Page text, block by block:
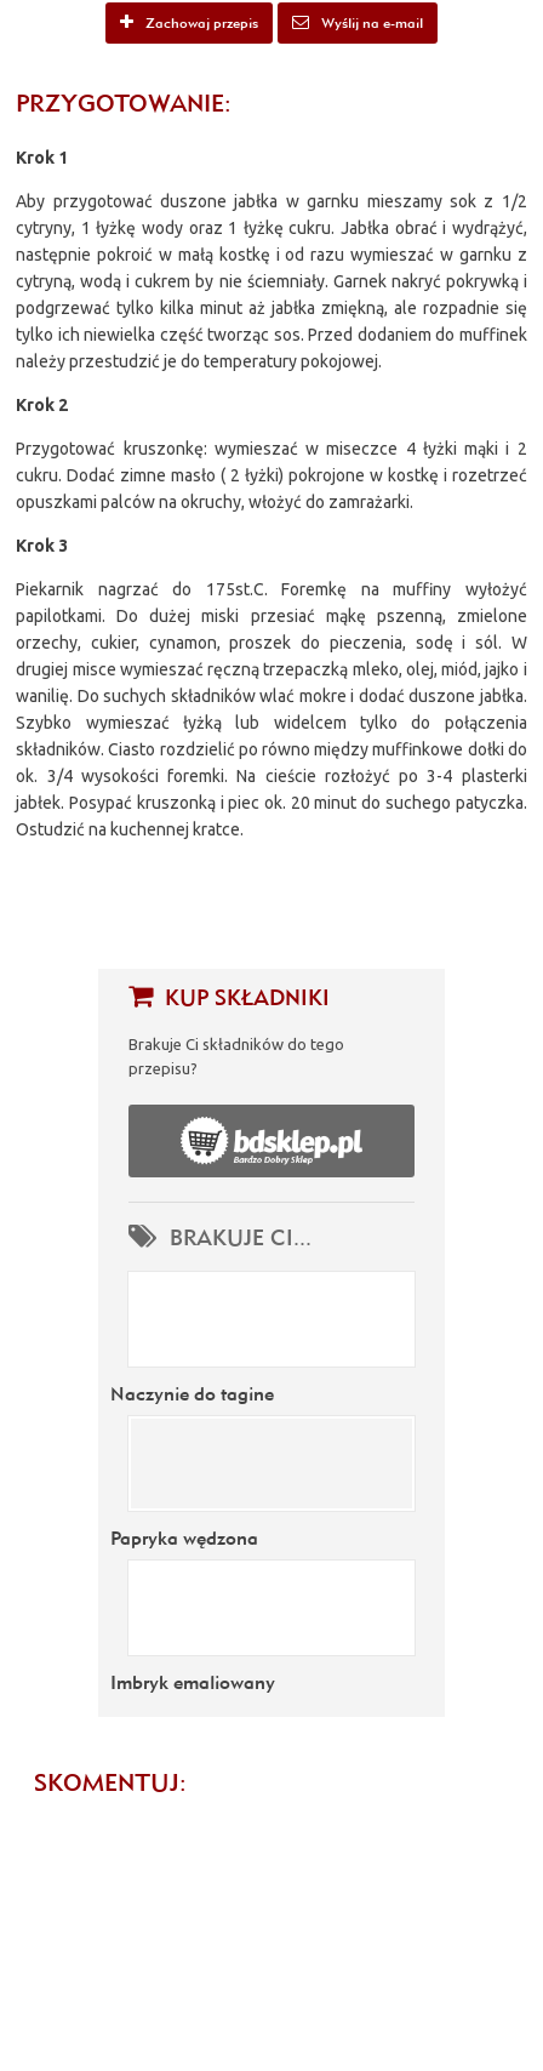
KUP SKŁADNIKI
Brakuje Ci składników do tego
przepisu?
BRAKUJE CI...
Naczynie do tagine
Papryka wędzona
Imbryk emaliowany
Zachowaj przepis Wyślij na e-mail
PRZYGOTOWANIE:
Krok 1
Aby przygotować duszone jabłka w garnku mieszamy sok z 1/2
cytryny, 1 łyżkę wody oraz 1 łyżkę cukru. Jabłka obrać i wydrążyć,
następnie pokroić w małą kostkę i od razu wymieszać w garnku z
cytryną, wodą i cukrem by nie ściemniały. Garnek nakryć pokrywką i
podgrzewać tylko kilka minut aż jabłka zmiękną, ale rozpadnie się
tylko ich niewielka część tworząc sos. Przed dodaniem do muffinek
należy przestudzić je do temperatury pokojowej.
Krok 2
Przygotować kruszonkę: wymieszać w miseczce 4 łyżki mąki i 2
cukru. Dodać zimne masło ( 2 łyżki) pokrojone w kostkę i rozetrzeć
opuszkami palców na okruchy, włożyć do zamrażarki.
Krok 3
Piekarnik nagrzać do 175st.C. Foremkę na muffiny wyłożyć
papilotkami. Do dużej miski przesiać mąkę pszenną, zmielone
orzechy, cukier, cynamon, proszek do pieczenia, sodę i sól. W
drugiej misce wymieszać ręczną trzepaczką mleko, olej, miód, jajko i
wanilię. Do suchych składników wlać mokre i dodać duszone jabłka.
Szybko wymieszać łyżką lub widelcem tylko do połączenia
składników. Ciasto rozdzielić po równo między muffinkowe dołki do
ok. 3/4 wysokości foremki. Na cieście rozłożyć po 3-4 plasterki
jabłek. Posypać kruszonką i piec ok. 20 minut do suchego patyczka.
Ostudzić na kuchennej kratce.
SKOMENTUJ: